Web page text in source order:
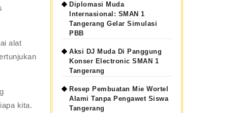
alat
kita.
Diplomasi Muda
Internasional: SMAN 1
Tangerang Gelar Simulasi
PBB
Aksi DJ Muda Di Panggung
Konser Electronic SMAN 1
Tangerang
Resep Pembuatan Mie Wortel
Alami Tanpa Pengawet Siswa
Tangerang